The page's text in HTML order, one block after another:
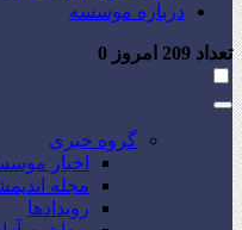
درباره موسسه
تعداد امروز 0
گروه خبری
اخبار
مجله
رویدادها